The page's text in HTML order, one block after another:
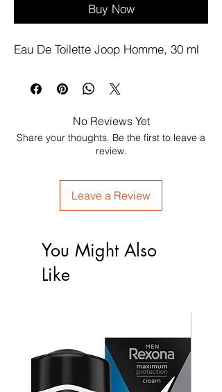
Buy Now
Eau De Toilette Joop Homme, 30 ml
No Reviews Yet
Share your thoughts. Be the first to leave a
review.
Leave a Review
You Might Also
Like